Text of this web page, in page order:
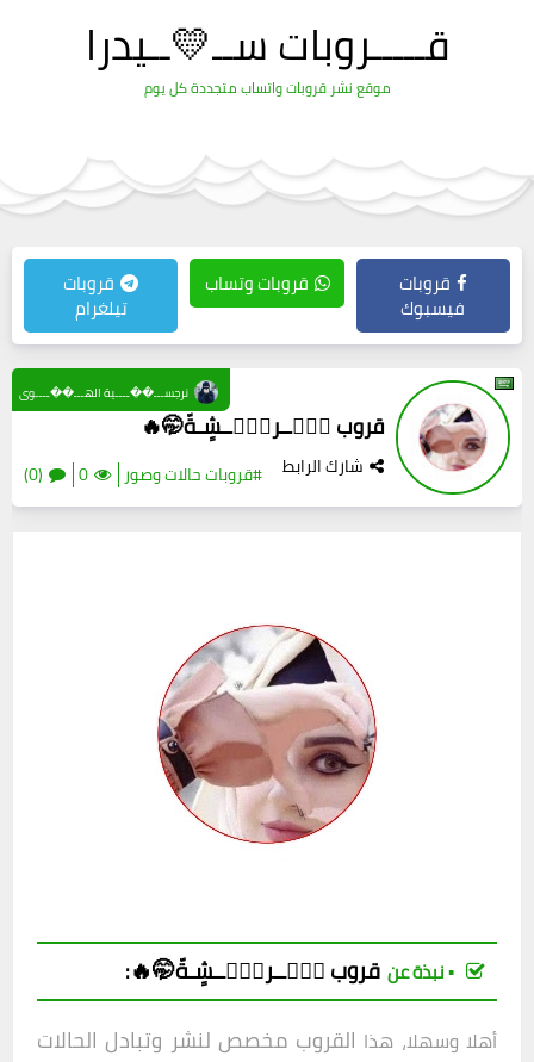
قـــــروبات ســ💛ــيدرا
موقع نشر قروبات واتساب متجددة كل يوم
قروبات
فيسبوك
قروبات وتساب قروبات
تيلغرام
قروب حۣۗــركۣۗــشٍـةّ🤭🔥
شارك الرابط #قروبات حالات وصور 0
(0)
نرجســـ��ــــية الهـــ��ــــوى
▪︎ نبذة عن قروب حۣۗــركۣۗــشٍـةّ🤭🔥:
أهلا وسهلا، هذا القروب مخصص لنشر وتبادل الحالات